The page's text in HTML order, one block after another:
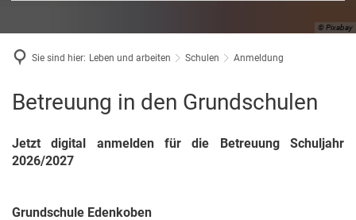
© Pixabay
Sie sind hier: Leben und arbeiten Schulen Anmeldung
Anmeldung
Betreuung in den Grundschulen
Jetzt digital anmelden für die Betreuung Schuljahr
2026/2027
Grundschule Edenkoben